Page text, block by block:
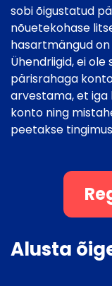
sobi õigustatud
nõuetekohase
hasartmängud
Ühendriigid, ei
pärisrahaga
arvestama, et iga
konto ning
peetakse
Alusta